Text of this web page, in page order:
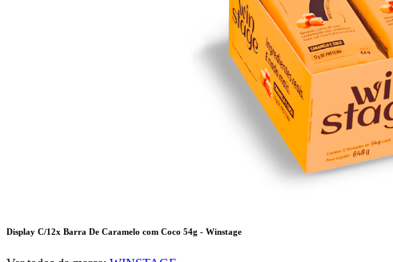
Display C/12x Barra De Caramelo com Coco 54g - Winstage